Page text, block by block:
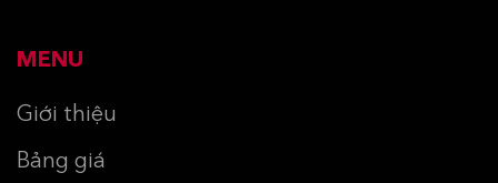
MENU
Giới thiệu
Bảng giá